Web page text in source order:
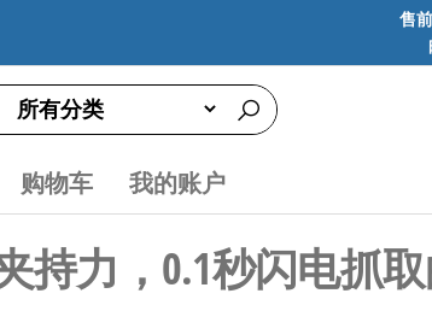
售
购物车 我的账户
夹持力，0.1秒闪电抓